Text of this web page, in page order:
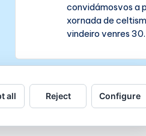
convidámosvos a
xornada de
vindeiro venres
all Reject Configure